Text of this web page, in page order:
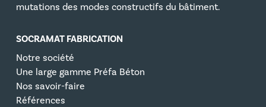
mutations des modes constructifs du bâtiment.
SOCRAMAT FABRICATION
Notre société
Une large gamme Préfa Béton
Nos savoir-faire
Références